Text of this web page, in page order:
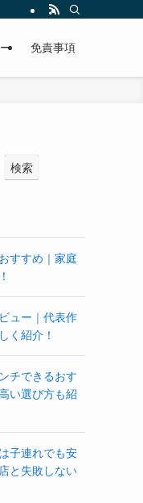
免責事項
検索
すすめ｜家庭
ュー｜代表作
く紹介！
チできるおす
い選び方も紹
子連れでも安
と失敗しない